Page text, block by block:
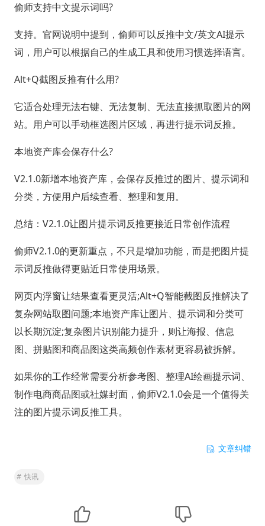
偷师支持中文提示词吗?
支持。官网说明中提到，偷师可以反推中文/英文AI提示
词，用户可以根据自己的生成工具和使用习惯选择语言。
Alt+Q截图反推有什么用?
它适合处理无法右键、无法复制、无法直接抓取图片的网
站。用户可以手动框选图片区域，再进行提示词反推。
本地资产库会保存什么?
V2.1.0新增本地资产库，会保存反推过的图片、提示词和
分类，方便用户后续查看、整理和复用。
总结：V2.1.0让图片提示词反推更接近日常创作流程
偷师V2.1.0的更新重点，不只是增加功能，而是把图片提
示词反推做得更贴近日常使用场景。
网页内浮窗让结果查看更灵活;Alt+Q智能截图反推解决了
复杂网站取图问题;本地资产库让图片、提示词和分类可
以长期沉淀;复杂图片识别能力提升，则让海报、信息
图、拼贴图和商品图这类高频创作素材更容易被拆解。
如果你的工作经常需要分析参考图、整理AI绘画提示词、
制作电商商品图或社媒封面，偷师V2.1.0会是一个值得关
注的图片提示词反推工具。
文章纠错
# 快讯